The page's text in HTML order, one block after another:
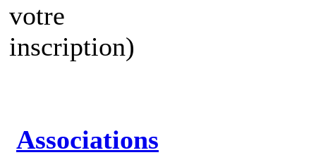
votre
inscription)
Associations